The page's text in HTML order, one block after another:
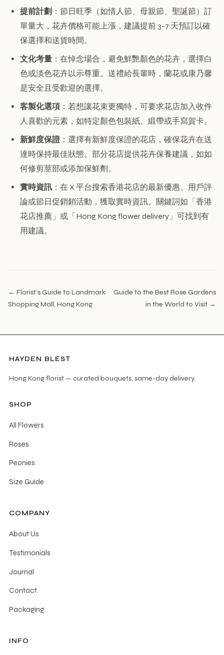
提前計劃 ：節日旺季（如情人節、母親節、聖誕節）訂
單量大，花卉價格可能上漲，建議提前 3-7 天預訂以確
保選擇和送貨時間。
文化考量 ：在悼念場合，避免鮮艷顏色的花卉，選擇白
色或淡色花卉以示尊重。送禮給長輩時，蘭花或康乃馨
是安全且受歡迎的選擇。
客製化選項 ：若想讓花束更獨特，可要求花店加入收件
人喜歡的元素，如特定顏色包裝紙、緞帶或手寫賀卡。
新鮮度保證：選擇有新鮮度保證的花店，確保花卉在送
達時保持最佳狀態。部分花店提供花卉保養建議，如如
何修剪莖部或添加保鮮劑。
實時資訊 ：在 X 平台搜索香港花店的最新優惠、用戶評
論或節日促銷銷活動，獲取實時資訊。關鍵詞如「香港
花店推薦」或「Hong Kong flower delivery」可找到有
用建議。
← Florist’s Guide to Landmark
Shopping Mall, Hong Kong
Guide to the Best Rose Gardens
in the World to Visit →
HAYDEN BLEST
Hong Kong florist — curated bouquets, same-day delivery.
SHOP
All Flowers
Roses
Peonies
Size Guide
COMPANY
About Us
Testimonials
Journal
Contact
Packaging
INFO